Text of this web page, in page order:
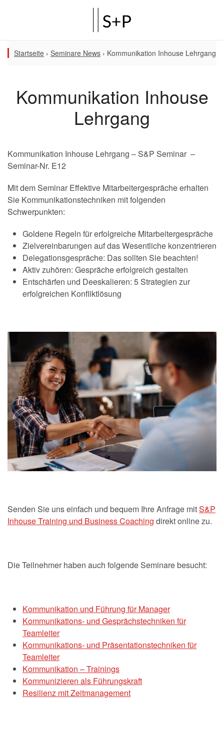
Startseite › Seminare News › Kommunikation Inhouse Lehrgang
Kommunikation Inhouse
Lehrgang
Kommunikation Inhouse Lehrgang – S&P Seminar –
Seminar-Nr. E12
Mit dem Seminar Effektive Mitarbeitergespräche erhalten
Sie Kommunikationstechniken mit folgenden
Schwerpunkten:
Goldene Regeln für erfolgreiche Mitarbeitergespräche
Zielvereinbarungen auf das Wesentliche konzentrieren
Delegationsgespräche: Das sollten Sie beachten!
Aktiv zuhören: Gespräche erfolgreich gestalten
Entschärfen und Deeskalieren: 5 Strategien zur
erfolgreichen Konfliktlösung
Senden Sie uns einfach und bequem Ihre Anfrage mitS&P
Inhouse Training und Business Coaching direkt online zu.
Die Teilnehmer haben auch folgende Seminare besucht:
Kommunikation und Führung für Manager
Kommunikations- und Gesprächstechniken für
Teamleiter
Kommunikations- und Präsentationstechniken für
Teamleiter
Kommunikation – Trainings
Kommunizieren als Führungskraft
Resilienz mit Zeitmanagement